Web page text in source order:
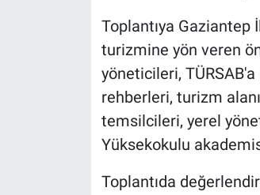
Toplantıya
turizmine yön veren
yöneticileri,
rehberleri, turizm
temsilcileri, yerel
Yüksekokulu
Toplantıda